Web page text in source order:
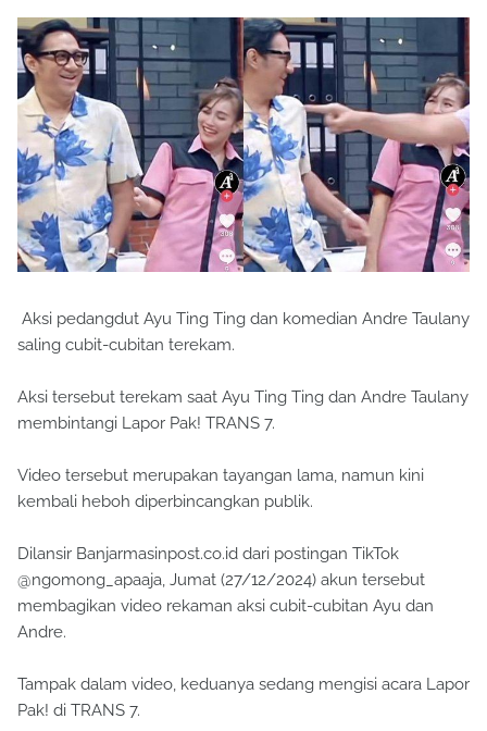
Aksi pedangdut Ayu Ting Ting dan komedian Andre Taulany
saling cubit-cubitan terekam.
Aksi tersebut terekam saat Ayu Ting Ting dan Andre Taulany
membintangi Lapor Pak! TRANS 7.
Video tersebut merupakan tayangan lama, namun kini
kembali heboh diperbincangkan publik.
Dilansir Banjarmasinpost.co.id dari postingan TikTok
@ngomong_apaaja, Jumat (27/12/2024) akun tersebut
membagikan video rekaman aksi cubit-cubitan Ayu dan
Andre.
Tampak dalam video, keduanya sedang mengisi acara Lapor
Pak! di TRANS 7.